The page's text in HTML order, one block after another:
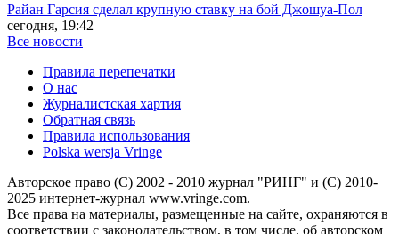
Райан Гарсия сделал крупную ставку на бой Джошуа-Пол
сегодня, 19:42
Все новости
Правила перепечатки
О нас
Журналистская хартия
Обратная связь
Правила использования
Polska wersja Vringe
Авторское право (С) 2002 - 2010 журнал "РИНГ" и (С) 2010-
2025 интернет-журнал www.vringe.com.
Все права на материалы, размещенные на сайте, охраняются в
соответствии с законодательством, в том числе, об авторском